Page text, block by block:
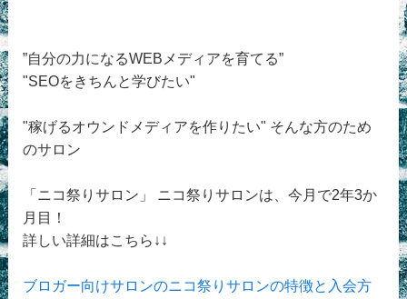
”自分の力になるWEBメディアを育てる”
"SEOをきちんと学びたい"
"稼げるオウンドメディアを作りたい" そんな方のため
のサロン
「ニコ祭りサロン」 ニコ祭りサロンは、今月で2年3か
月目！
詳しい詳細はこちら↓↓
ブロガー向けサロンのニコ祭りサロンの特徴と入会方